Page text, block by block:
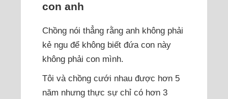
con anh
Chồng nói thẳng rằng anh không phải
kẻ ngu để không biết đứa con này
không phải con mình.
Tôi và chồng cưới nhau được hơn 5
năm nhưng thực sự chỉ có hơn 3